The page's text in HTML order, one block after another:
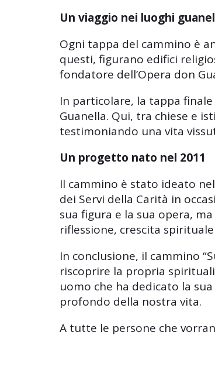
Un viaggio nei luoghi
Ogni tappa del cammino è
questi, figurano edifici
fondatore dell’Opera don
In particolare, la tappa
Guanella. Qui, tra chiese e
testimoniando una vita
Un progetto nato nel 2011
Il cammino è stato ideato
dei Servi della Carità in
sua figura e la sua opera,
riflessione, crescita
In conclusione, il cammino
riscoprire la propria
uomo che ha dedicato la
profondo della nostra vita.
A tutte le persone che